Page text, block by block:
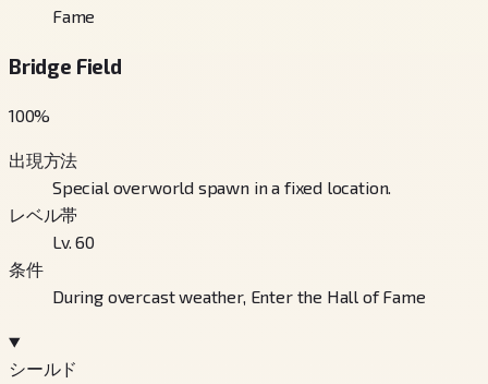
Fame
Bridge Field
100%
出現方法
Special overworld spawn in a fixed location.
レベル帯
Lv. 60
条件
During overcast weather, Enter the Hall of Fame
シールド